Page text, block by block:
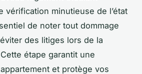
vérification minutieuse de l’état
de noter tout dommage
des litiges lors de la
étape garantit une
et protège vos